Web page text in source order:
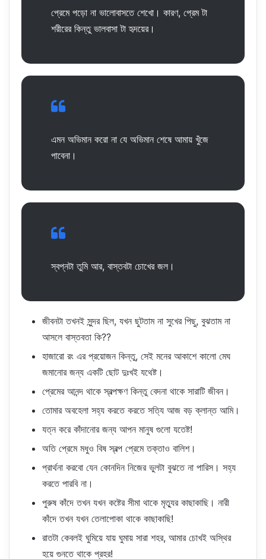
প্রেমে পড়ো না ভালোবাসতে শেখো। কারণ, প্রেম টা
শরীরের কিন্তু ভালবাসা টা হৃদয়ের।
এমন অভিমান করো না যে অভিমান শেষে আমায় খুঁজে
পাবেনা।
স্বপ্নটা তুমি আর, বাস্তবটা চোখের জল।
জীবনটা তখনই সুন্দর ছিল, যখন ছুটতাম না সুখের পিছু, বুঝতাম না
আসলে বাস্তবতা কি??
হাজারো রং এর প্রয়োজন কিন্তু, সেই মনের আকাশে কালো মেঘ
জমানোর জন্য একটি ছোট দুঃখই যথেষ্ট।
প্রেমের আনন্দ থাকে স্বল্পক্ষণ কিন্তু বেদনা থাকে সারাটি জীবন।
তোমার অবহেলা সহ্য করতে করতে সত্যি আজ বড় ক্লান্ত আমি।
যত্ন করে কাঁদানোর জন্য আপন মানুষ গুলো যতেষ্ট!
অতি প্রেমে মধুও বিষ স্বল্প প্রেমে তক্তাও বালিশ।
প্রার্থনা করবো যেন কোনদিন নিজের ভুলটা বুঝতে না পারিস। সহ্য
করতে পারবি না।
পুরুষ কাঁদে তখন যখন কষ্টের সীমা থাকে মৃত্যুর কাছাকাছি। নারী
কাঁদে তখন যখন তেলাপোকা থাকে কাছাকাছি!
রাতটা কেবলই ঘুমিয়ে যায় ঘুমায় সারা শহর, আমার চোখই অস্থির
হয়ে গুনতে থাকে প্রহর!